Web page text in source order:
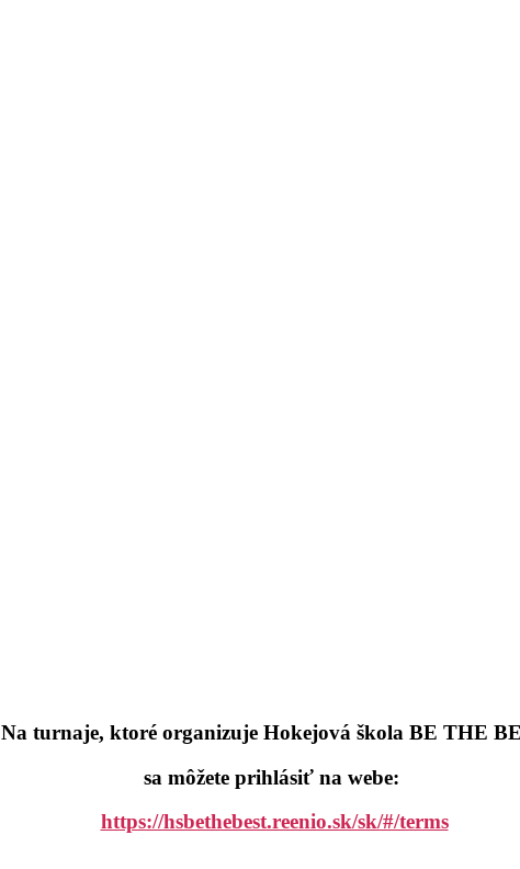
Na turnaje, ktoré organizuje Hokejová škola BE THE
sa môžete prihlásiť na webe:
https://hsbethebest.reenio.sk/sk/#/terms